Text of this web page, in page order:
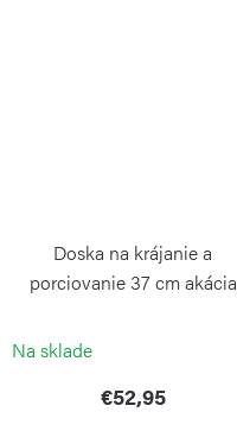
Doska na krájanie a
porciovanie 37 cm akácia
Na sklade
€52,95